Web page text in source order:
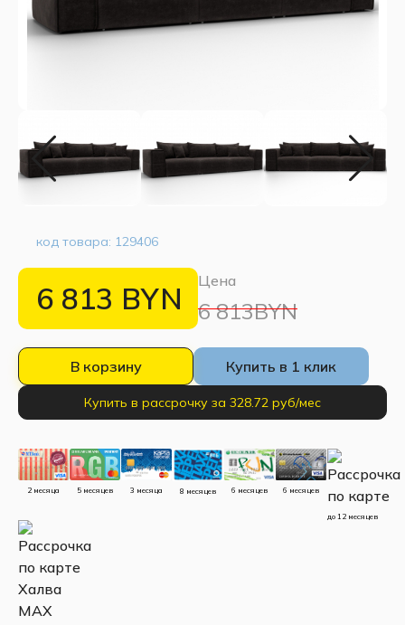
код товара: 129406
6 813 BYN Цена
6 813BYN
В корзину Купить в 1 клик
Купить в рассрочку за 328.72 руб/мес
2 месяца 5 месяцев 3 месяца 8 месяцев 6 месяцев 6 месяцев
до 12 месяцев